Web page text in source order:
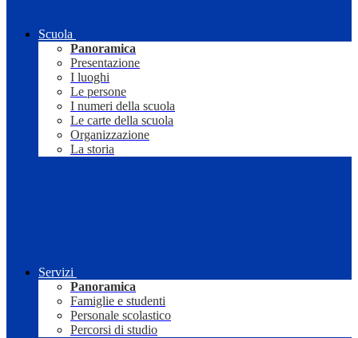
Scuola
Panoramica
Presentazione
I luoghi
Le persone
I numeri della scuola
Le carte della scuola
Organizzazione
La storia
Servizi
Panoramica
Famiglie e studenti
Personale scolastico
Percorsi di studio